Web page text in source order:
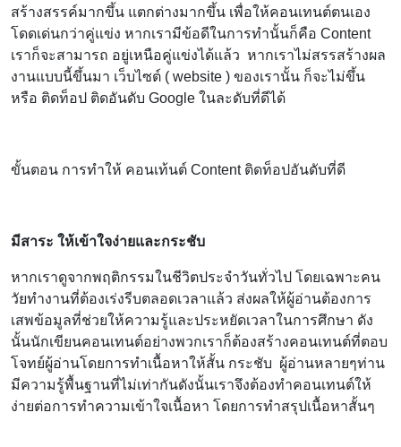
สร้างสรรค์มากขึ้น แตกต่างมากขึ้น เพื่อให้คอนเทนต์ตนเอง
โดดเด่นกว่าคู่แข่ง หากเรามีข้อดีในการทำนั้นก็คือ Content
เราก็จะสามารถ อยู่เหนือคู่แข่งได้แล้ว หากเราไม่สรรสร้างผล
งานแบบนี้ขึ้นมา เว็บไซต์ ( website ) ของเรานั้น ก็จะไม่ขึ้น
หรือ ติดท็อป ติดอันดับ Google ในละดับที่ดีได้
ขั้นตอน การทำให้ คอนเท้นต์ Content ติดท็อปอันดับที่ดี
มีสาระ ให้เข้าใจง่ายและกระชับ
หากเราดูจากพฤติกรรมในชีวิตประจำวันทั่วไป โดยเฉพาะคน
วัยทำงานที่ต้องเร่งรีบตลอดเวลาแล้ว ส่งผลให้ผู้อ่านต้องการ
เสพข้อมูลที่ช่วยให้ความรู้และประหยัดเวลาในการศึกษา ดัง
นั้นนักเขียนคอนเทนต์อย่างพวกเราก็ต้องสร้างคอนเทนต์ที่ตอบ
โจทย์ผู้อ่านโดยการทำเนื้อหาให้สั้น กระชับ ผู้อ่านหลายๆท่าน
มีความรู้พื้นฐานที่ไม่เท่ากันดังนั้นเราจึงต้องทำคอนเทนต์ให้
ง่ายต่อการทำความเข้าใจเนื้อหา โดยการทำสรุปเนื้อหาสั้นๆ